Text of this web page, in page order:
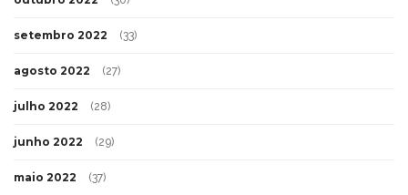
setembro 2022 (33)
agosto 2022 (27)
julho 2022 (28)
junho 2022 (29)
maio 2022 (37)